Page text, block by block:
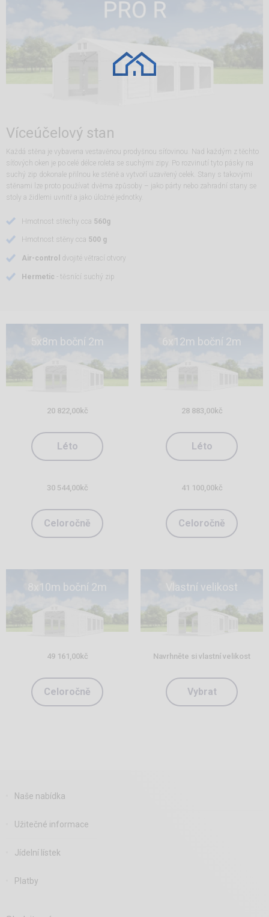
Víceúčelový stan
Každá stěna je vybavena vestavěnou prodyšnou síťovinou. Nad každým z těchto
síťových oken je po celé délce roleta se suchými zipy. Po rozvinutí tyto pásky na
suchý zip dokonale přilnou ke stěně a vytvoří uzavřený celek. Stany s takovými
stěnami lze proto používat dvěma způsoby – jako párty nebo zahradní stany se
stoly a židlemi uvnitř a jako úložné jednotky.
Hmotnost střechy cca 560g
Hmotnost stěny cca 500 g
Air-control dvojité větrací otvory
Hermetic - těsnící suchý zip
5x8m boční 2m
20 822,00kč
Léto
30 544,00kč
Celoročně
6x12m boční 2m
28 883,00kč
Léto
41 100,00kč
Celoročně
8x10m boční 2m
49 161,00kč
Celoročně
Vlastní velikost
Navrhněte si vlastní velikost
Vybrat
Naše nabídka
Užitečné informace
Jídelní lístek
Platby